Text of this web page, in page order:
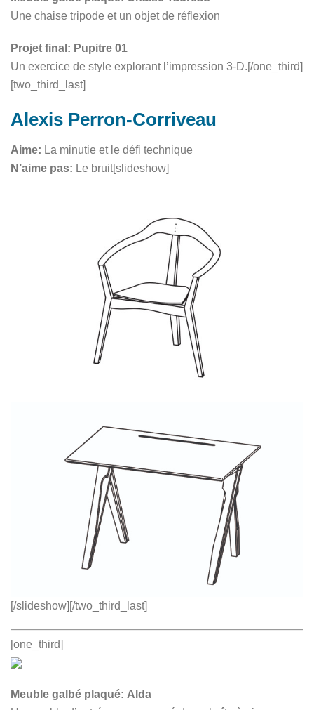
Une chaise tripode et un objet de réflexion
Projet final: Pupitre 01
Un exercice de style explorant l’impression 3-D.[/one_third]
[two_third_last]
Alexis Perron-Corriveau
Aime: La minutie et le défi technique
N’aime pas: Le bruit[slideshow]
[/slideshow][/two_third_last]
[one_third]
Meuble galbé plaqué: Alda